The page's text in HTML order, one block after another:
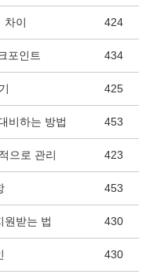
차이 424
포인트 434
425
비하는 방법 453
으로 관리 423
453
원받는 법 430
430